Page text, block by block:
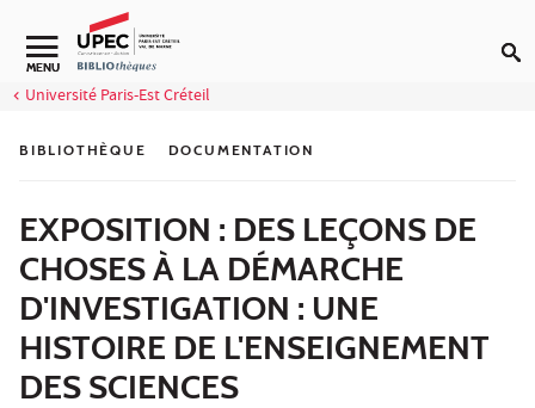
Aller au contenu
Navigation secondaire
MENU
Université Paris-Est Créteil
BIBLIOTHÈQUE DOCUMENTATION
EXPOSITION : DES LEÇONS DE
CHOSES À LA DÉMARCHE
D'INVESTIGATION : UNE
HISTOIRE DE L'ENSEIGNEMENT
DES SCIENCES